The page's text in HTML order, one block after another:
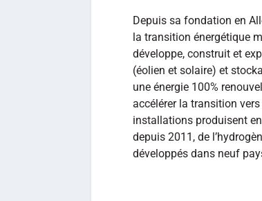
Depuis sa fondation en
la transition énergétique
développe, construit et
(éolien et solaire) et
une énergie 100%
accélérer la transition
installations produisent
depuis 2011, de
développés dans neuf